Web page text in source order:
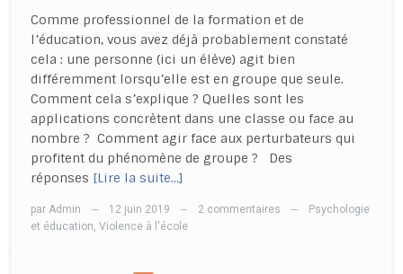
Comme professionnel de la formation et de
l’éducation, vous avez déjà probablement constaté
cela : une personne (ici un élève) agit bien
différemment lorsqu’elle est en groupe que seule.
Comment cela s’explique ? Quelles sont les
applications concrètent dans une classe ou face au
nombre ? Comment agir face aux perturbateurs qui
profitent du phénomène de groupe ? Des
réponses [Lire la suite…]
par Admin — 12 juin 2019 — 2 commentaires —
Psychologie
et éducation,Violence à l'école